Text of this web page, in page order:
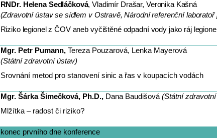
RNDr. Helena Sedláčková, Vladimír Drašar, Veronika Kašná
(Zdravotní ústav se sídlem v Ostravě, Národní referenční laboratoř
Riziko legionel z ČOV aneb vyčištěné odpadní vody jako ráj
Mgr. Petr Pumann, Tereza Pouzarová, Lenka Mayerová
(Státní zdravotní ústav)
Srovnání metod pro stanovení sinic a řas v koupacích vodách
Mgr. Šárka Šimečková, Ph.D., Dana Baudišová (Státní
Mlžítka ‒ radost či riziko?
konec prvního dne konference